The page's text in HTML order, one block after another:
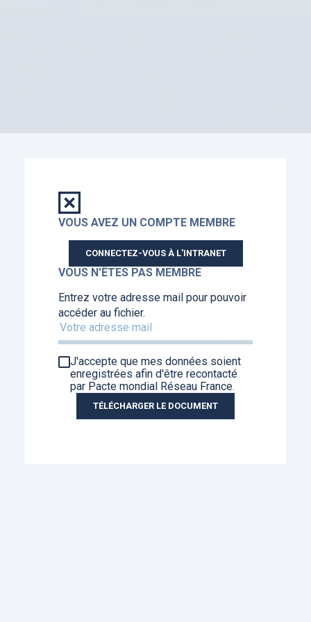
VOUS AVEZ UN COMPTE MEMBRE
CONNECTEZ-VOUS À L'INTRANET
VOUS N'ÊTES PAS MEMBRE
Entrez votre adresse mail pour pouvoir
accéder au fichier.
J'accepte que mes données soient
enregistrées afin d'être recontacté
par Pacte mondial Réseau France.
TÉLÉCHARGER LE DOCUMENT